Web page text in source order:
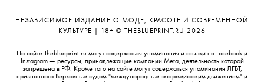
НЕЗАВИСИМОЕ ИЗДАНИЕ О МОДЕ, КРАСОТЕ И СОВРЕМЕННОЙ
КУЛЬТУРЕ | 18+ © THEBLUEPRINT.RU 2026
На сайте Theblueprint.ru могут содержаться упоминания и ссылки на Facebook и
Instagram — ресурсы, принадлежащие компании Meta, деятельность которой
запрещена в РФ. Кроме того на сайте могут содержаться упоминания ЛГБТ,
признанного Верховным судом "международным экстремистским движением" и